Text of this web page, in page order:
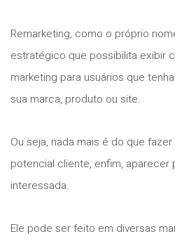
Remarketing, como o próprio
estratégico que possibilita exibir
marketing para usuários que
sua marca, produto ou site.
Ou seja, nada mais é do que
potencial cliente, enfim, aparecer
interessada.
Ele pode ser feito em diversas